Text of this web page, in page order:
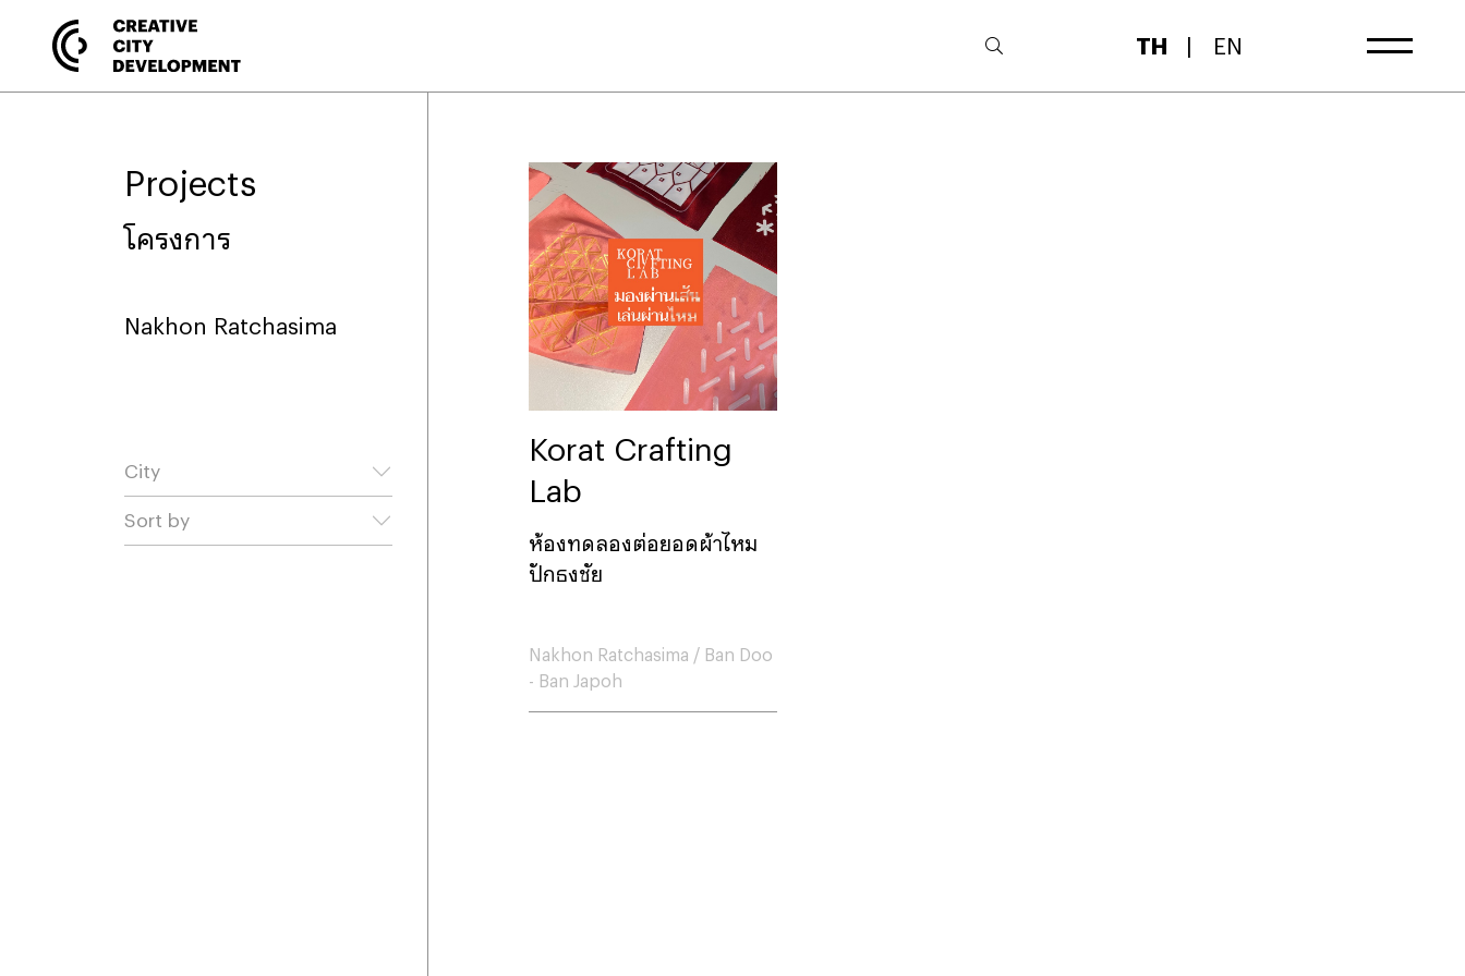
TH | EN
Projects
โครงการ
Nakhon Ratchasima
City
Sort by
Korat Crafting
Lab
ห้องทดลองต่อยอดผ้าไหม
ปักธงชัย
Nakhon Ratchasima / Ban Doo
- Ban Japoh